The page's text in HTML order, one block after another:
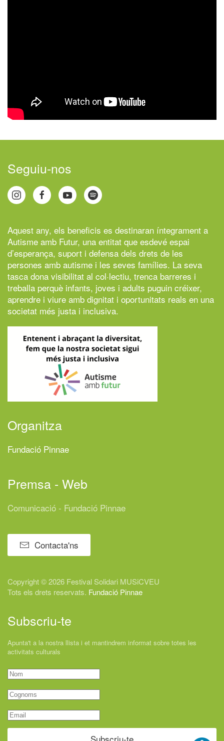
Seguiu-nos
Aquest any, els beneficis es destinaran íntegrament a
Autisme amb Futur, una entitat que esdevé espai
d’esperança, suport i defensa dels drets de les
persones amb autisme i les seves famílies. La seva
tasca dona visibilitat al col·lectiu, trenca barreres i
treballa perquè infants, joves i adults puguin créixer,
aprendre i viure amb dignitat i oportunitats reals en una
societat més justa i inclusiva.
Organitza
Fundació Pinnae
Premsa - Web
Comunicació - Fundació Pinnae
Contacta'ns
Copyright © 2026 Festival Solidari MUSiCVEU
Tots els drets reservats. Fundació Pinnae
Subscriu-te
Apunta't a la nostra llista i et mantindrem informat sobre totes les
activitats culturals